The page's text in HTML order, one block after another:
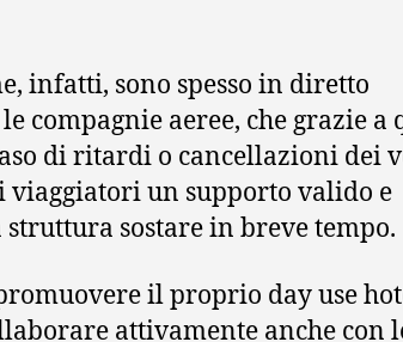
infatti, sono spesso in diretto
compagnie aeree, che grazie a
di ritardi o cancellazioni dei
viaggiatori un supporto valido e
sostare in breve tempo.
il proprio day use
attivamente anche con